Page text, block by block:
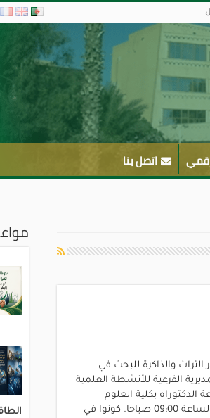
اتصل بنا
16 أفريل ينظم مخبر التراث والذاكرة للبحث في
الفرعية للأنشطة العلمية
الدكتوراه بكلية العلوم
الانسانية والاجتماعية بتاريخ 19 افريل 2026 على الساعة 09:00 صباحا. كونوا في